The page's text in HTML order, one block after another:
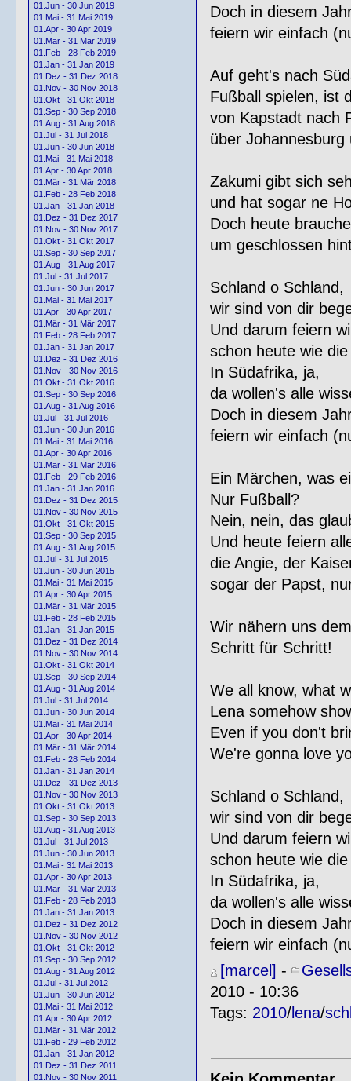
01.Jun - 30 Jun 2019
01.Mai - 31 Mai 2019
01.Apr - 30 Apr 2019
01.Mär - 31 Mär 2019
01.Feb - 28 Feb 2019
01.Jan - 31 Jan 2019
01.Dez - 31 Dez 2018
01.Nov - 30 Nov 2018
01.Okt - 31 Okt 2018
01.Sep - 30 Sep 2018
01.Aug - 31 Aug 2018
01.Jul - 31 Jul 2018
01.Jun - 30 Jun 2018
01.Mai - 31 Mai 2018
01.Apr - 30 Apr 2018
01.Mär - 31 Mär 2018
01.Feb - 28 Feb 2018
01.Jan - 31 Jan 2018
01.Dez - 31 Dez 2017
01.Nov - 30 Nov 2017
01.Okt - 31 Okt 2017
01.Sep - 30 Sep 2017
01.Aug - 31 Aug 2017
01.Jul - 31 Jul 2017
01.Jun - 30 Jun 2017
01.Mai - 31 Mai 2017
01.Apr - 30 Apr 2017
01.Mär - 31 Mär 2017
01.Feb - 28 Feb 2017
01.Jan - 31 Jan 2017
01.Dez - 31 Dez 2016
01.Nov - 30 Nov 2016
01.Okt - 31 Okt 2016
01.Sep - 30 Sep 2016
01.Aug - 31 Aug 2016
01.Jul - 31 Jul 2016
01.Jun - 30 Jun 2016
01.Mai - 31 Mai 2016
01.Apr - 30 Apr 2016
01.Mär - 31 Mär 2016
01.Feb - 29 Feb 2016
01.Jan - 31 Jan 2016
01.Dez - 31 Dez 2015
01.Nov - 30 Nov 2015
01.Okt - 31 Okt 2015
01.Sep - 30 Sep 2015
01.Aug - 31 Aug 2015
01.Jul - 31 Jul 2015
01.Jun - 30 Jun 2015
01.Mai - 31 Mai 2015
01.Apr - 30 Apr 2015
01.Mär - 31 Mär 2015
01.Feb - 28 Feb 2015
01.Jan - 31 Jan 2015
01.Dez - 31 Dez 2014
01.Nov - 30 Nov 2014
01.Okt - 31 Okt 2014
01.Sep - 30 Sep 2014
01.Aug - 31 Aug 2014
01.Jul - 31 Jul 2014
01.Jun - 30 Jun 2014
01.Mai - 31 Mai 2014
01.Apr - 30 Apr 2014
01.Mär - 31 Mär 2014
01.Feb - 28 Feb 2014
01.Jan - 31 Jan 2014
01.Dez - 31 Dez 2013
01.Nov - 30 Nov 2013
01.Okt - 31 Okt 2013
01.Sep - 30 Sep 2013
01.Aug - 31 Aug 2013
01.Jul - 31 Jul 2013
01.Jun - 30 Jun 2013
01.Mai - 31 Mai 2013
01.Apr - 30 Apr 2013
01.Mär - 31 Mär 2013
01.Feb - 28 Feb 2013
01.Jan - 31 Jan 2013
01.Dez - 31 Dez 2012
01.Nov - 30 Nov 2012
01.Okt - 31 Okt 2012
01.Sep - 30 Sep 2012
01.Aug - 31 Aug 2012
01.Jul - 31 Jul 2012
01.Jun - 30 Jun 2012
01.Mai - 31 Mai 2012
01.Apr - 30 Apr 2012
01.Mär - 31 Mär 2012
01.Feb - 29 Feb 2012
01.Jan - 31 Jan 2012
01.Dez - 31 Dez 2011
01.Nov - 30 Nov 2011
Doch in diesem
feiern wir einfach
Auf geht's nach
Fußball spielen, ist
von Kapstadt nach
über
Zakumi gibt sich
und hat sogar ne
Doch heute
um geschlossen
Schland o Schland,
wir sind von dir
Und darum feiern
schon heute wie
In Südafrika, ja,
da wollen's alle
Doch in diesem
feiern wir einfach
Ein Märchen, was
Nur Fußball?
Nein, nein, das
Und heute feiern
die Angie, der
sogar der Papst,
Wir nähern uns
Schritt für Schritt!
We all know, what
Lena somehow
Even if you don't
We're gonna love
Schland o Schland,
wir sind von dir
Und darum feiern
schon heute wie
In Südafrika, ja,
da wollen's alle
Doch in diesem
feiern wir einfach
[marcel] -
2010 - 10:36
Tags: 2010/lena/